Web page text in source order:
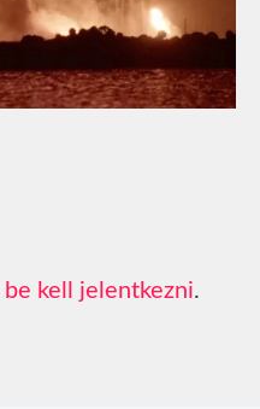
be kell jelentkezni.